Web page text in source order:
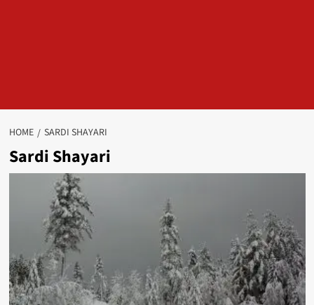
HOME SARDI SHAYARI
Sardi Shayari